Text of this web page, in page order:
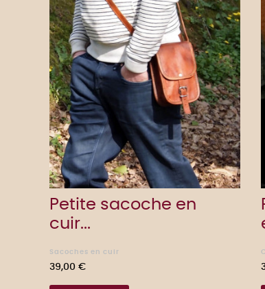
Petite sacoche en
cuir...
Sacoches en cuir
Prix
39,00 €